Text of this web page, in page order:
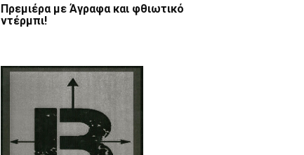
Πρεμιέρα με Άγραφα και φθιωτικό
ντέρμπι!